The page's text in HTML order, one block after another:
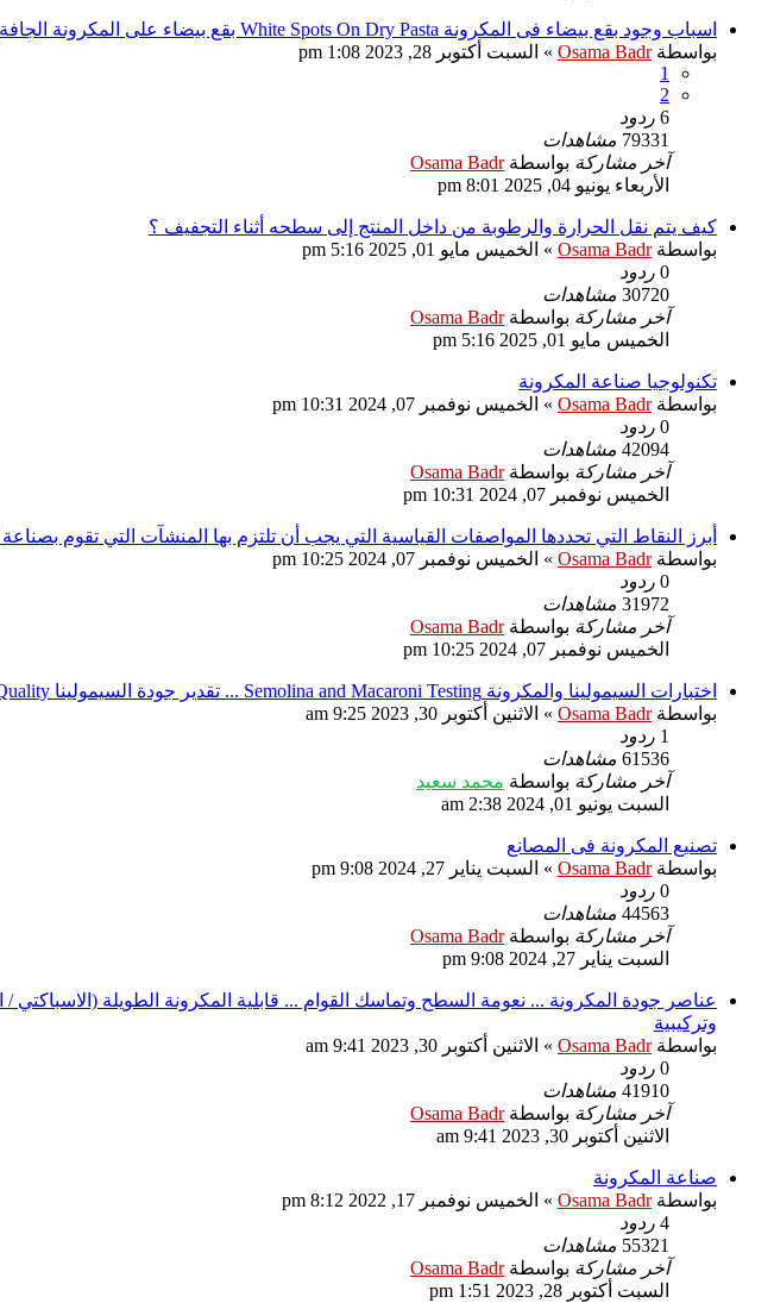
اسباب وجود بقع بيضاء فى المكرونة White Spots On Dry Pasta بقع بيضاء على المكرونة الجافة
بواسطةOsama Badr
» السبت أكتوبر 28, 2023 1:08 pm
1
2
6 ردود
79331 مشاهدات
آخر مشاركة بواسطةOsama Badr
الأربعاء يونيو 04, 2025 8:01 pm
كيف يتم نقل الحرارة والرطوبة من داخل المنتج إلى سطحه أثناء التجفيف ؟
بواسطةOsama Badr
» الخميس مايو 01, 2025 5:16 pm
0 ردود
30720 مشاهدات
آخر مشاركة بواسطةOsama Badr
الخميس مايو 01, 2025 5:16 pm
تكنولوجيا صناعة المكرونة
بواسطةOsama Badr
» الخميس نوفمبر 07, 2024 10:31 pm
0 ردود
42094 مشاهدات
آخر مشاركة بواسطةOsama Badr
الخميس نوفمبر 07, 2024 10:31 pm
أبرز النقاط التي تحددها المواصفات القياسية التي يجب أن تلتزم بها المنشآت التي تقوم
بواسطةOsama Badr
» الخميس نوفمبر 07, 2024 10:25 pm
0 ردود
31972 مشاهدات
آخر مشاركة بواسطةOsama Badr
الخميس نوفمبر 07, 2024 10:25 pm
اختبارات السيمولينا والمكرونة Semolina and Macaroni Testing ... تقدير جودة السيمولينا Semolina Quality
بواسطةOsama Badr
» الاثنين أكتوبر 30, 2023 9:25 am
1 ردود
61536 مشاهدات
آخر مشاركة بواسطة محمد سعيد
السبت يونيو 01, 2024 2:38 am
تصنيع المكرونة فى المصانع
بواسطةOsama Badr
» السبت يناير 27, 2024 9:08 pm
0 ردود
44563 مشاهدات
آخر مشاركة بواسطةOsama Badr
السبت يناير 27, 2024 9:08 pm
عناصر جودة المكرونة ... نعومة السطح وتماسك القوام ... قابلية المكرونة الطويلة (الاسباكتي
وتركيبية
بواسطةOsama Badr
» الاثنين أكتوبر 30, 2023 9:41 am
0 ردود
41910 مشاهدات
آخر مشاركة بواسطةOsama Badr
الاثنين أكتوبر 30, 2023 9:41 am
صناعة المكرونة
بواسطةOsama Badr
» الخميس نوفمبر 17, 2022 8:12 pm
4 ردود
55321 مشاهدات
آخر مشاركة بواسطةOsama Badr
السبت أكتوبر 28, 2023 1:51 pm